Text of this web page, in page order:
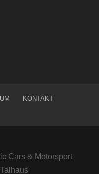
KONTAKT
Cars & Motorsport